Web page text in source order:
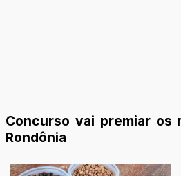
Concurso vai premiar os
Rondônia